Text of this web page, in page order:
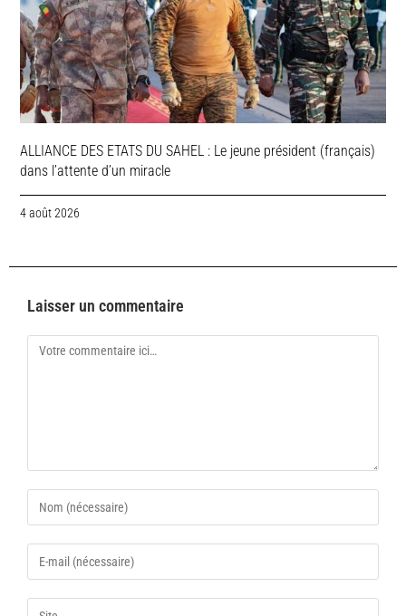
ALLIANCE DES ETATS DU SAHEL : Le jeune président (français)
dans l’attente d’un miracle
4 août 2026
Laisser un commentaire